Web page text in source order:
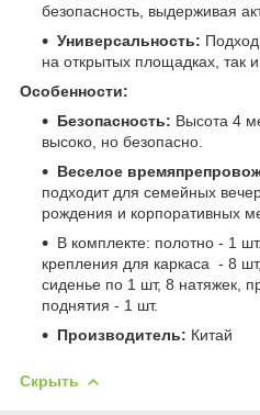
безопасность, выдерживая
Универсальность:
на открытых площадках, так
Особенности:
Безопасность: Высота 4
высоко, но безопасно.
Веселое
подходит для семейных
рождения и корпоративных
В комплекте: полотно - 1
крепления для каркаса - 8
сиденье по 1 шт, 8 натяжек,
поднятия - 1 шт.
Производитель: Китай
Скрыть